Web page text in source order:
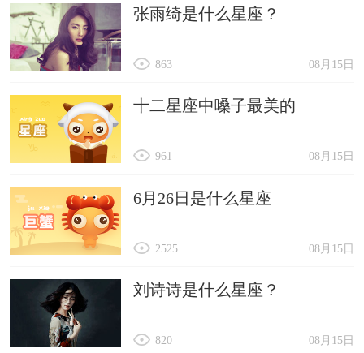
张雨绮是什么星座？
08月15日
863
十二星座中嗓子最美的
08月15日
961
6月26日是什么星座
08月15日
2525
刘诗诗是什么星座？
08月15日
820